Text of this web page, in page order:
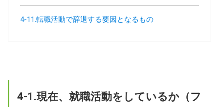
4-11.転職活動で辞退する要因となるもの
4-1.現在、就職活動をしているか（フ